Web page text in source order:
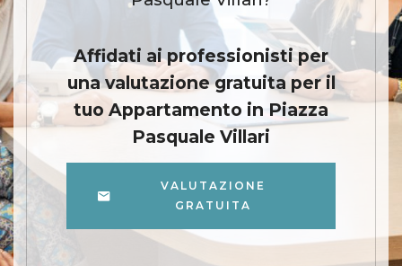
Affidati ai professionisti per
una valutazione gratuita per il
tuo Appartamento in Piazza
Pasquale Villari
VALUTAZIONE
GRATUITA